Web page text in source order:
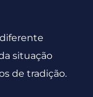
situação
de tradição.